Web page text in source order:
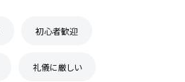
初心者歓迎
礼儀に厳しい